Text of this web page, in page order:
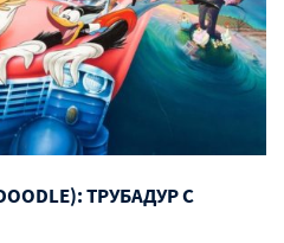
ТРУБАДУР С